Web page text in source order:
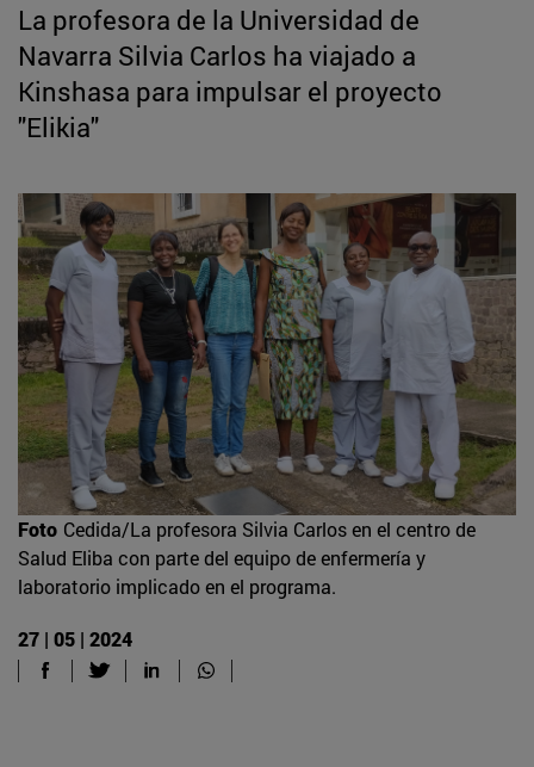
La profesora de la Universidad de
Navarra Silvia Carlos ha viajado a
Kinshasa para impulsar el proyecto
"Elikia"
Foto Cedida/La profesora Silvia Carlos en el centro de
Salud Eliba con parte del equipo de enfermería y
laboratorio implicado en el programa.
27 | 05 | 2024